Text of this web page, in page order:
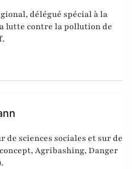
délégué spécial à la
lutte contre la pollution de
de sciences sociales et sur de
Agribashing, Danger